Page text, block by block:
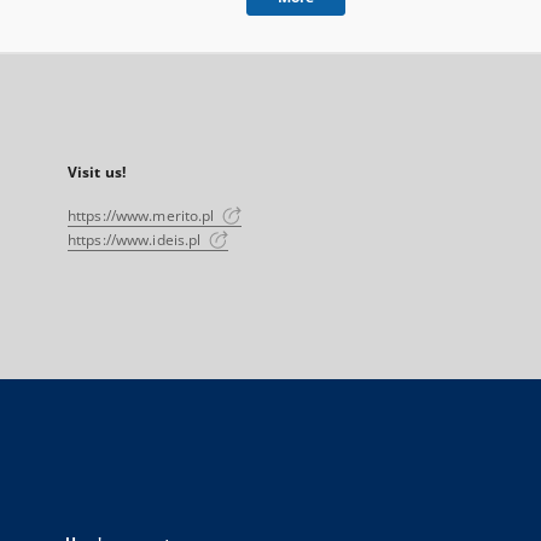
Visit us!
https://www.merito.pl
https://www.ideis.pl